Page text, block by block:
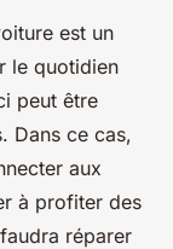
est un
le quotidien
peut être
Dans ce cas,
aux
à profiter des
réparer